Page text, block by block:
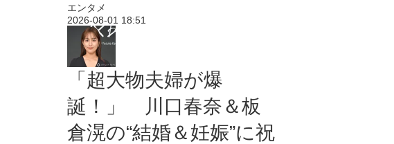
エンタメ
2026-08-01 18:51
「超大物夫婦が爆
誕！」 川口春奈＆板
倉滉の“結婚＆妊娠”に祝